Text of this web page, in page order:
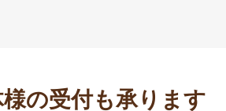
の受付も承ります